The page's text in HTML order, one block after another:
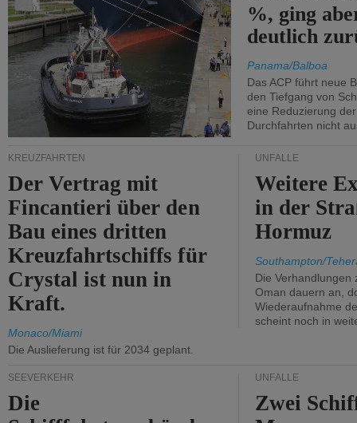
%, ging
deutlich
Panama/Balboa
Das ACP führt neue
den Tiefgang von
eine Reduzierung
Durchfahrten nicht
KREUZFAHRTEN
Der Vertrag mit
Fincantieri über den
Bau eines dritten
Kreuzfahrtschiffs für
Crystal ist nun in
Kraft.
Monaco/Miami
Die Auslieferung ist für 2034 geplant.
UNFÄLLE
Weitere
in der
Hormuz
Southampton/
Die Verhandlungen
Oman dauern an,
Wiederaufnahme
scheint noch in
SEEVERKEHR
Die
UNFÄLLE
Zwei